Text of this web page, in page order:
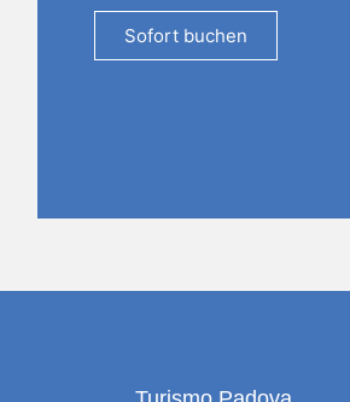
Sofort buchen